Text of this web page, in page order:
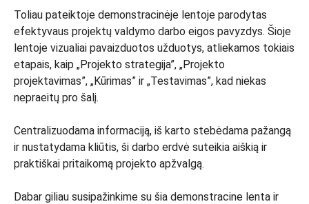
Toliau pateiktoje demonstracinėje lentoje parodytas
efektyvaus projektų valdymo darbo eigos pavyzdys. Šioje
lentoje vizualiai pavaizduotos užduotys, atliekamos tokiais
etapais, kaip „Projekto strategija”, „Projekto
projektavimas”, „Kūrimas” ir „Testavimas”, kad niekas
nepraeitų pro šalį.
Centralizuodama informaciją, iš karto stebėdama pažangą
ir nustatydama kliūtis, ši darbo erdvė suteikia aiškią ir
praktiškai pritaikomą projekto apžvalgą.
Dabar giliau susipažinkime su šia demonstracine lenta ir